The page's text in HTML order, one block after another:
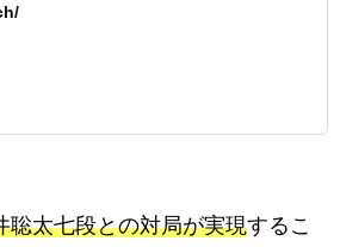
聡太七段との対局が実現するこ